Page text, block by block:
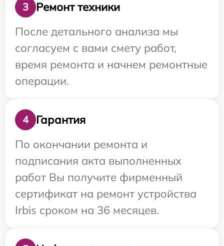
3
Ремонт техники
После детального анализа мы
согласуем с вами смету работ,
время ремонта и начнем ремонтные
операции.
4
Гарантия
По окончании ремонта и
подписания акта выполненных
работ Вы получите фирменный
сертификат на ремонт устройства
Irbis сроком на 36 месяцев.